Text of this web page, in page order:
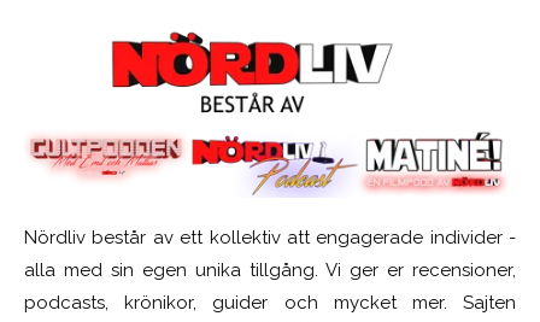
Nördliv består av ett kollektiv att engagerade individer -
alla med sin egen unika tillgång. Vi ger er recensioner,
podcasts, krönikor, guider och mycket mer. Sajten